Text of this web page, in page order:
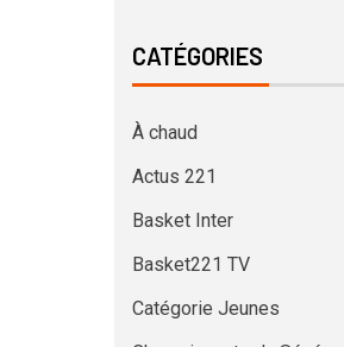
CATÉGORIES
À chaud
Actus 221
Basket Inter
Basket221 TV
Catégorie Jeunes